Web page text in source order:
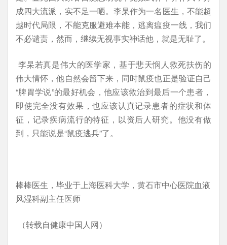
成四大流派，实不足一哂。李杲作为一名医生，不能超
越时代局限，不能克服避难本能，逃离瘟疫一线，我们
不必谴责，然而，继续无视事实神话他，就是无耻了。
李杲若真是伟大的医学家，基于悲天悯人救死扶伤的
伟大情怀，他自然会留下来，同时鼠疫也正是验证自己
“脾胃学说”的最好机会，他应该救治到最后一个患者，
即使完全没有效果，也应该认真记录患者的症状和体
征，记录疾病流行的特征，以资后人研究。他没有做
到，只能说是“鼠疫逃兵”了。
棒棒医生，毕业于上海医科大学，黄石市中心医院血液
风湿科副主任医师
（转载自健康中国人网）